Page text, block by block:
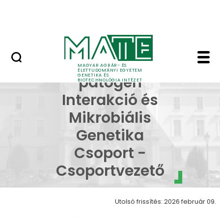
MAGYAR AGRÁR- ÉS
ÉLETTUDOMÁNYI EGYETEM
GENETIKA ÉS
BIOTECHNOLÓGIA INTÉZET
Gazda-patogén
Gazda-
patogén
Interakció és
Mikrobiális
Genetika
Csoport -
Csoportvezető
Utolsó frissítés: 2026 február 09.